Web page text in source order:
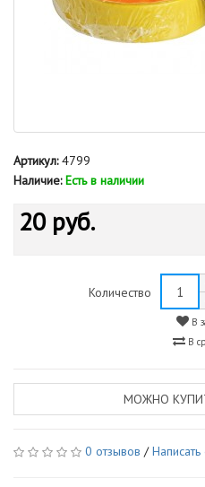
Артикул:4799
Наличие: Есть в наличии
20 руб.
Количество
В
В
МОЖНО
0 отзывов /Написать